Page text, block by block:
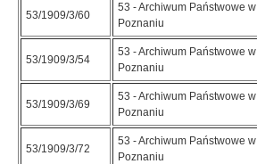
53/1909/3/60
53 - Archiwum Państwowe w
Poznaniu
53/1909/3/54
53 - Archiwum Państwowe w
Poznaniu
53/1909/3/69
53 - Archiwum Państwowe w
Poznaniu
53/1909/3/72
53 - Archiwum Państwowe w
Poznaniu